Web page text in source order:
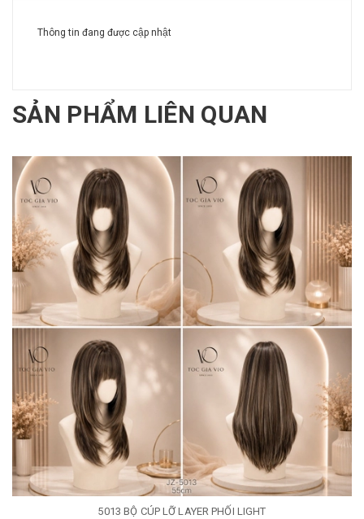
Thông tin đang được cập nhật
SẢN PHẨM LIÊN QUAN
5013 BỘ CÚP LỠ LAYER PHỐI LIGHT